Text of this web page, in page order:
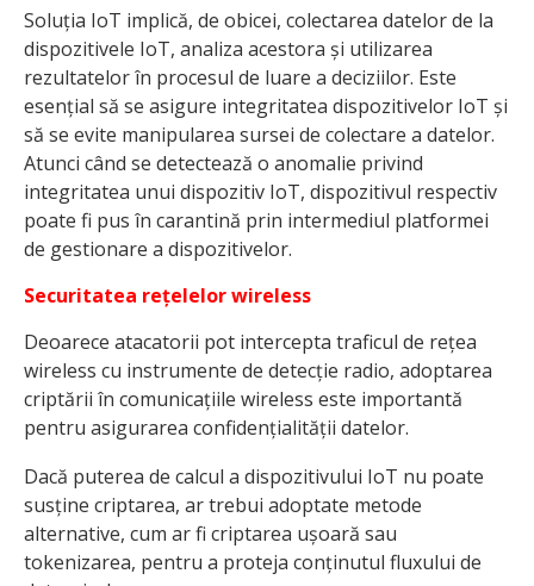
Soluția IoT implică, de obicei, colectarea datelor de la
dispozitivele IoT, analiza acestora și utilizarea
rezultatelor în procesul de luare a deciziilor. Este
esențial să se asigure integritatea dispozitivelor IoT și
să se evite manipularea sursei de colectare a datelor.
Atunci când se detectează o anomalie privind
integritatea unui dispozitiv IoT, dispozitivul respectiv
poate fi pus în carantină prin intermediul platformei
de gestionare a dispozitivelor.
Securitatea rețelelor wireless
Deoarece atacatorii pot intercepta traficul de rețea
wireless cu instrumente de detecție radio, adoptarea
criptării în comunicațiile wireless este importantă
pentru asigurarea confidențialității datelor.
Dacă puterea de calcul a dispozitivului IoT nu poate
susține criptarea, ar trebui adoptate metode
alternative, cum ar fi criptarea ușoară sau
tokenizarea, pentru a proteja conținutul fluxului de